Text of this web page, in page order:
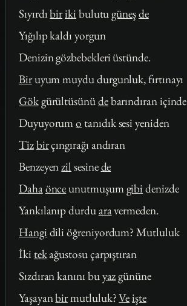
Sıyırdıbiriki bulutugüneşde
Yığılıp kaldı yorgun
Denizin gözbebekleri üstünde.
Biruyum muydu durgunluk, fırtınayı
Gökgürültüsünüdebarındıran içinde
Duyuyorumo tanıdık sesi yeniden
Tizbirçıngırağı andıran
Benzeyenzil sesinede
Dahaönceunutmuşumgibi denizde
Yankılanıp durduaravermeden.
Hangi dili öğreniyordum? Mutluluk
İki tekağustosu çarpıştıran
Sızdıran kanını buyazgününe
Yaşayanbirmutluluk?Veişte